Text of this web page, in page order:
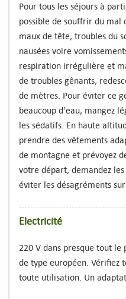
Pour tous les séjours à
possible de souffrir du mal
maux de tête, troubles du
nausées voire
respiration irrégulière et
de troubles gênants,
de mètres. Pour éviter ce
beaucoup d'eau, mangez
les sédatifs. En haute
prendre des vêtements
de montagne et prévoyez
votre départ, demandez
éviter les désagréments sur
Electricité
220 V dans presque tout le
de type européen. Vérifiez
toute utilisation. Un